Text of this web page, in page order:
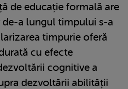
de educație formală are
a lungul timpului s-a
timpurie oferă
cu efecte
cognitive a
dezvoltării abilității